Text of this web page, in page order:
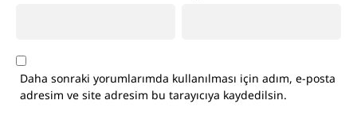
Daha sonraki yorumlarımda kullanılması için adım, e-posta
adresim ve site adresim bu tarayıcıya kaydedilsin.